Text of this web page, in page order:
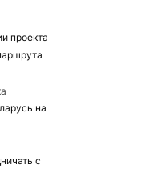
проекта
на
с